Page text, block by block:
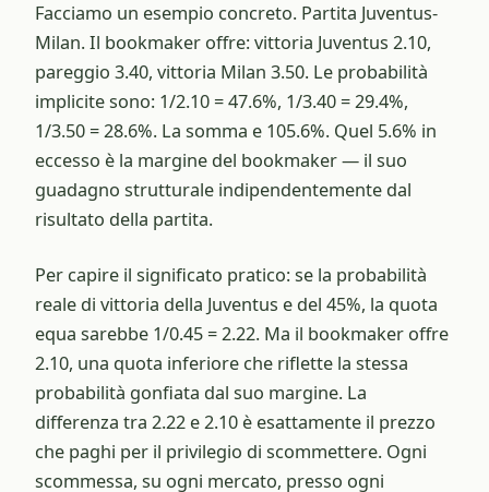
Facciamo un esempio concreto. Partita Juventus-
Milan. Il bookmaker offre: vittoria Juventus 2.10,
pareggio 3.40, vittoria Milan 3.50. Le probabilità
implicite sono: 1/2.10 = 47.6%, 1/3.40 = 29.4%,
1/3.50 = 28.6%. La somma e 105.6%. Quel 5.6% in
eccesso è la margine del bookmaker — il suo
guadagno strutturale indipendentemente dal
risultato della partita.
Per capire il significato pratico: se la probabilità
reale di vittoria della Juventus e del 45%, la quota
equa sarebbe 1/0.45 = 2.22. Ma il bookmaker offre
2.10, una quota inferiore che riflette la stessa
probabilità gonfiata dal suo margine. La
differenza tra 2.22 e 2.10 è esattamente il prezzo
che paghi per il privilegio di scommettere. Ogni
scommessa, su ogni mercato, presso ogni